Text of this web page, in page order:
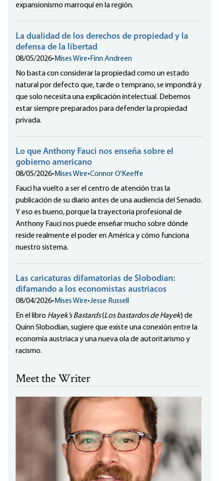
expansionismo marroquí en la región.
La dualidad de los derechos de propiedad y la
defensa de la libertad
08/05/2026•Mises Wire•Finn Andreen
No basta con considerar la propiedad como un estado
natural por defecto que, tarde o temprano, se impondrá y
que solo necesita una explicación intelectual. Debemos
estar siempre preparados para defender la propiedad
privada.
Lo que Anthony Fauci nos enseña sobre el
gobierno americano
08/05/2026•Mises Wire•Connor O'Keeffe
Fauci ha vuelto a ser el centro de atención tras la
publicación de su diario antes de una audiencia del Senado.
Y eso es bueno, porque la trayectoria profesional de
Anthony Fauci nos puede enseñar mucho sobre dónde
reside realmente el poder en América y cómo funciona
nuestro sistema.
Las caricaturas difamatorias de Slobodian:
difamando a los economistas austriacos
08/04/2026•Mises Wire•Jesse Russell
En el libro Hayek’s Bastards(Los bastardos de Hayek) de
Quinn Slobodian, sugiere que existe una conexión entre la
economía austriaca y una nueva ola de autoritarismo y
racismo.
Meet the Writer